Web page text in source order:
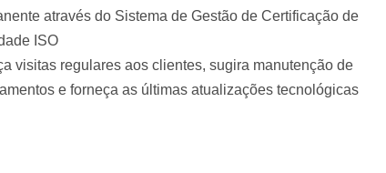
através do Sistema de Gestão de Certificação de
ISO
visitas regulares aos clientes, sugira manutenção de
e forneça as últimas atualizações tecnológicas